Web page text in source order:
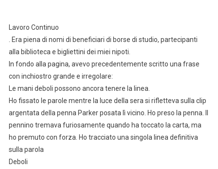
Lavoro Continuo
. Era piena di nomi di beneficiari di borse di studio, partecipanti
alla biblioteca e bigliettini dei miei nipoti.
In fondo alla pagina, avevo precedentemente scritto una frase
con inchiostro grande e irregolare:
Le mani deboli possono ancora tenere la linea.
Ho fissato le parole mentre la luce della sera si rifletteva sulla clip
argentata della penna Parker posata lì vicino. Ho preso la penna. Il
pennino tremava furiosamente quando ha toccato la carta, ma
ho premuto con forza. Ho tracciato una singola linea definitiva
sulla parola
Deboli